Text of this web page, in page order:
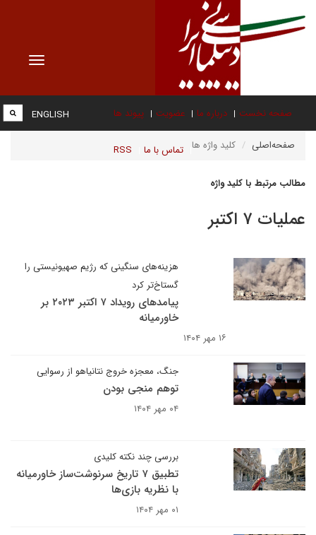
Toggle
صفحه نخست درباره ما عضویت پیوند ها
تماس با ما RSS
ENGLISH
صفحه‌اصلی کلید واژه ها
مطالب مرتبط با کلید واژه
عملیات ۷ اکتبر
هزینه‌های سنگینی که رژیم صهیونیستی را
گستاخ‌تر کرد
پیامدهای رویداد ۷ اکتبر ۲۰۲۳ بر
خاورمیانه
۱۶ مهر ۱۴۰۴
جنگ، معجزه خروج نتانیاهو از رسوایی
توهم منجی بودن
۰۴ مهر ۱۴۰۴
بررسی چند نکته کلیدی
تطبیق ۷ تاریخ سرنوشت‌ساز خاورمیانه
با نظریه بازی‌ها
۰۱ مهر ۱۴۰۴